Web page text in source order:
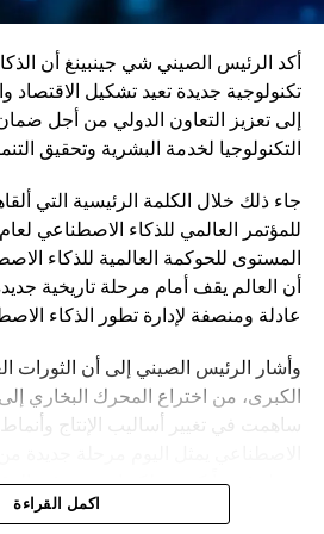
أكد الرئيس الصيني شي جينبينغ أن
تكنولوجية جديدة تعيد تشكيل الاقتصاد
إلى تعزيز التعاون الدولي من أجل
التكنولوجيا لخدمة البشرية وتحقيق
جاء ذلك خلال الكلمة الرئيسية التي
المستوى للحوكمة العالمية للذكاء
أن العالم يقف أمام مرحلة تاريخية
عادلة ومنصفة لإدارة تطور الذكاء
وأشار الرئيس الصيني إلى أن الثورات
الكبرى، من اختراع المحرك البخاري إلى
ساهمت في تغيير أساليب الإنتاج وأنماط
تحمل فرصاً كبيرة، لكنها تفرض في
اكمل القراءة